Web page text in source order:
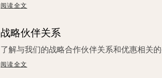
阅读全文
战略伙伴关系
了解与我们的战略合作伙伴关系和优惠相关
阅读全文